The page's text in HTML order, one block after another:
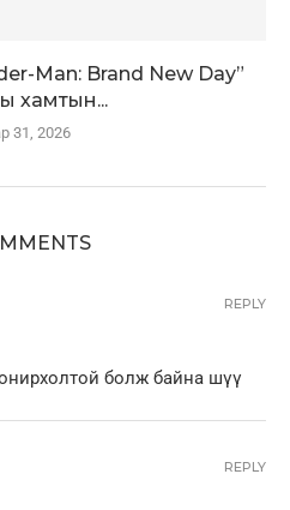
Man: Brand New Day”
хамтын...
31, 2026
болж байна шүү
REPLY
REPLY